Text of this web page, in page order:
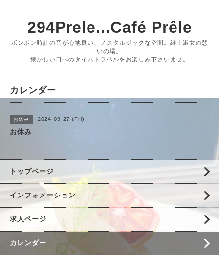
294Prele...Café Prêle
ボンボン時計の音が心地良い、ノスタルジックな空間。紳士淑女の憩
いの場。
懐かしい日へのタイムトラベルをお楽しみ下さいませ。
カレンダー
お休み 2024-09-27 (Fri)
お休み
トップページ
インフォメーション
求人ページ
カレンダー